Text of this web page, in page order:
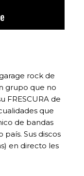
rock de
grupo que no
FRESCURA de
que
de bandas
Sus discos
en directo les